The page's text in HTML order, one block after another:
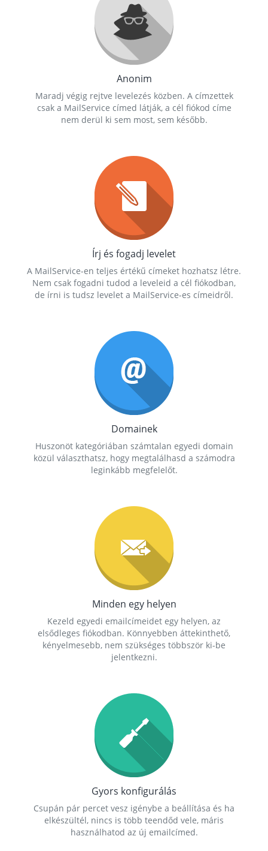
Anonim
Maradj végig rejtve levelezés közben. A címzettek
csak a MailService címed látják, a cél fiókod címe
nem derül ki sem most, sem később.
Írj és fogadj levelet
A MailService-en teljes értékű címeket hozhatsz létre.
Nem csak fogadni tudod a leveleid a cél fiókodban,
de írni is tudsz levelet a MailService-es címeidről.
Domainek
Huszonöt kategóriában számtalan egyedi domain
közül választhatsz, hogy megtalálhasd a számodra
leginkább megfelelőt.
Minden egy helyen
Kezeld egyedi emailcímeidet egy helyen, az
elsődleges fiókodban. Könnyebben áttekinthető,
kényelmesebb, nem szükséges többször ki-be
jelentkezni.
Gyors konfigurálás
Csupán pár percet vesz igénybe a beállítása és ha
elkészültél, nincs is több teendőd vele, máris
használhatod az új emailcímed.